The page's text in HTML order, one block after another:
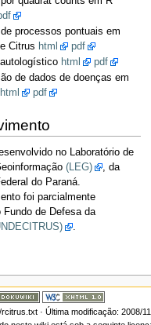
processos pontuais em
Citrus html
pdf
html
pdf
de dados de doenças em
html pdf
no Laboratório de
(LEG)
, da
do Paraná.
foi parcialmente
Fundo de Defesa da
.
rcitrus.txt· Última modificação: 2008/